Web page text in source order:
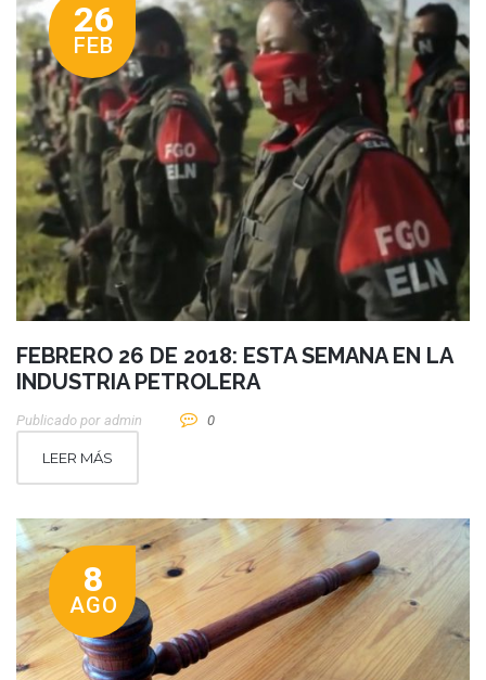
26
FEB
FEBRERO 26 DE 2018: ESTA SEMANA EN LA
INDUSTRIA PETROLERA
Publicado por Admin 0
LEER MÁS
8
AGO